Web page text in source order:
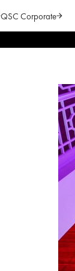
QSC Corporate